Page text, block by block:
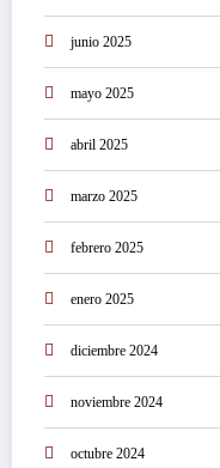
junio 2025
mayo 2025
abril 2025
marzo 2025
febrero 2025
enero 2025
diciembre 2024
noviembre 2024
octubre 2024